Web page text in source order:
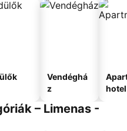
Vendéghá
z
hotel
– Limenas -